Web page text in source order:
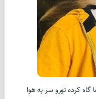
کرده تورو سر به هوا